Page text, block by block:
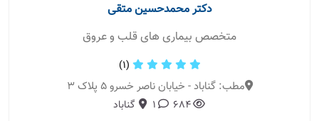
دکتر محمدحسین متقی
متخصص بیماری های قلب و عروق
(1)
مطب: گناباد - خیابان ناصر خسرو ۵ پلاک ۳
684
1 گناباد